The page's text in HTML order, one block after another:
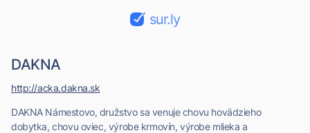
sur.ly
DAKNA
DAKNA Námestovo, družstvo sa venuje chovu hovädzieho
dobytka, chovu oviec, výrobe krmovín, výrobe mlieka a
http://acka.dakna.sk